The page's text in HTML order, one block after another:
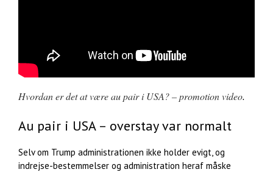
Hvordan er det at være au pair i USA? – promotion video.
Au pair i USA – overstay var normalt
Selv om Trump administrationen ikke holder evigt, og
indrejse-bestemmelser og administration heraf måske